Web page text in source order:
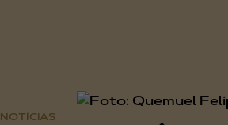
NOTÍCIAS